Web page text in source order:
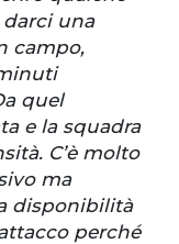
darci una
campo,
quel
e la squadra
C’è molto
ma
disponibilità
perché